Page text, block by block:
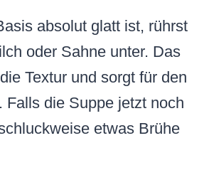
absolut glatt ist, rührst
oder Sahne unter. Das
Textur und sorgt für den
Falls die Suppe jetzt noch
etwas Brühe